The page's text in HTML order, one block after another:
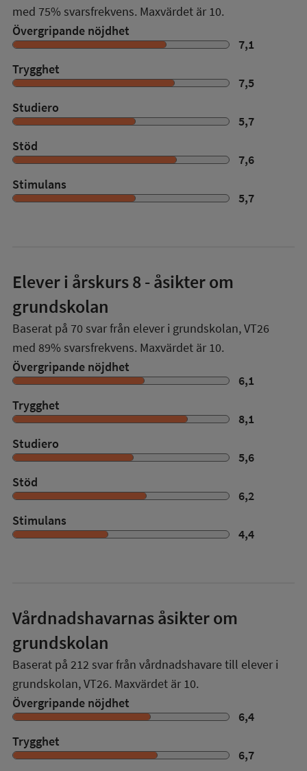
med 75% svarsfrekvens. Maxvärdet är 10.
Övergripande nöjdhet
7,1
Trygghet
7,5
Studiero
5,7
Stöd
7,6
Stimulans
5,7
Elever i årskurs 8- åsikter om
grundskolan
Baserat på 70 svar från elever i grundskolan,VT26
med 89% svarsfrekvens. Maxvärdet är 10.
Övergripande nöjdhet
6,1
Trygghet
8,1
Studiero
5,6
Stöd
6,2
Stimulans
4,4
Vårdnadshavarnas åsikter om
grundskolan
Baserat på 212 svar från vårdnadshavare till elever i
grundskolan,VT26. Maxvärdet är 10.
Övergripande nöjdhet
6,4
Trygghet
6,7